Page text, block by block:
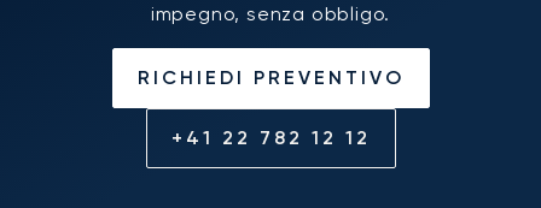
impegno, senza obbligo.
RICHIEDI PREVENTIVO
+41 22 782 12 12